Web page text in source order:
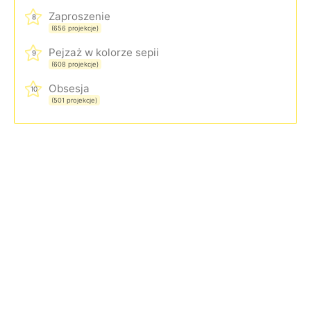
8 Zaproszenie
(656 projekcje)
9 Pejzaż w kolorze sepii
(608 projekcje)
10 Obsesja
(501 projekcje)